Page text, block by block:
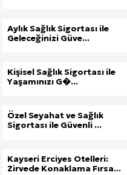
Aylık Sağlık Sigortası ile
Geleceğinizi Güve...
Kişisel Sağlık Sigortası ile
Yaşamınızı G�...
Özel Seyahat ve Sağlık
Sigortası ile Güvenli ...
Kayseri Erciyes Otelleri:
Zirvede Konaklama Fırsa...